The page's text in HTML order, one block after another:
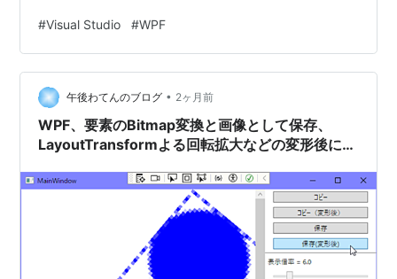
替え、大きなサイズの画像のコピー処理、ナビゲーショ
ン枠の動作 GIFアニメーションで Visual Studio用の
BitmapSourceVisualizer v1.5 YouTubeで youtu.be v1.…
#Visual Studio #WPF
午後わてんのブログ • 2ヶ月前
WPF、要素のBitmap変換と画像として保存、
LayoutTransformよる回転拡大などの変形後に対